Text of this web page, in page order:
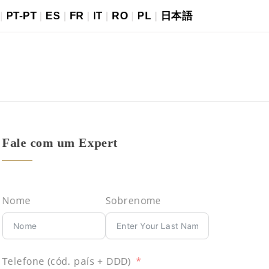
| PT-PT| ES | FR | IT | RO | PL | 日本語
Fale com um Expert
Nome Sobrenome
Telefone (cód. país + DDD)